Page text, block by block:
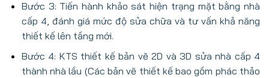
Bước 3: Tiến hành khảo sát hiện trạng mặt bằng nhà
cấp 4, đánh giá mức độ sửa chữa và tư vấn khả năng
thiết kế lên tầng mới.
Bước 4: KTS thiết kế bản vẽ 2D và 3D sửa nhà cấp 4
thành nhà lầu (Các bản vẽ thiết kế bao gồm phác thảo